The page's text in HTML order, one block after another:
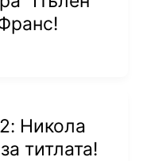
Никола
титлата!